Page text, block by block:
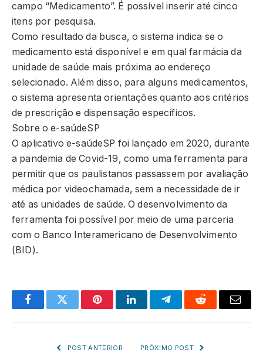
campo “Medicamento”. É possível inserir até cinco
itens por pesquisa.
Como resultado da busca, o sistema indica se o
medicamento está disponível e em qual farmácia da
unidade de saúde mais próxima ao endereço
selecionado. Além disso, para alguns medicamentos,
o sistema apresenta orientações quanto aos critérios
de prescrição e dispensação específicos.
Sobre o e-saúdeSP
O aplicativo e-saúdeSP foi lançado em 2020, durante
a pandemia de Covid-19, como uma ferramenta para
permitir que os paulistanos passassem por avaliação
médica por videochamada, sem a necessidade de ir
até as unidades de saúde. O desenvolvimento da
ferramenta foi possível por meio de uma parceria
com o Banco Interamericano de Desenvolvimento
(BID).
FacebookTwitter PinterestLinkedInTelegramReddit Email
POST ANTERIOR PRÓXIMO POST